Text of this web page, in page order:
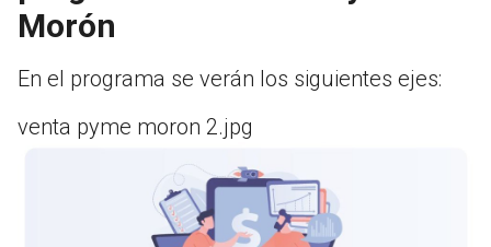
Morón
En el programa se verán los siguientes ejes:
venta pyme moron 2.jpg